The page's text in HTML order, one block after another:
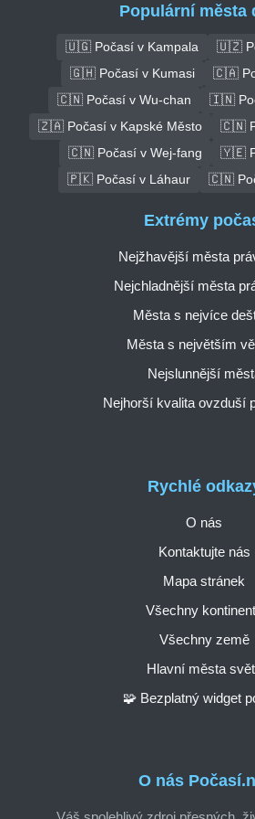
Populární města
🇺🇬 Počasí v Kampala
🇺🇿
🇬🇭 Počasí v Kumasi
🇨🇦
🇨🇳 Počasí v Wu-chan
🇮🇳
🇿🇦 Počasí v Kapské Město
🇨🇳
🇨🇳 Počasí v Wej-fang
🇾🇪
🇵🇰 Počasí v Láhaur
🇨🇳
O nás
Rychlé
O nás
Kontaktujte nás
Mapa stránek
Všechny
Všechny země
Hlavní města
🧩 Bezplatný widget
Extrémy
Nejžhavější města
Nejchladnější města
Města s nejvíce
Města s největším
Nejslunnější
Nejhorší kvalita ovzduší